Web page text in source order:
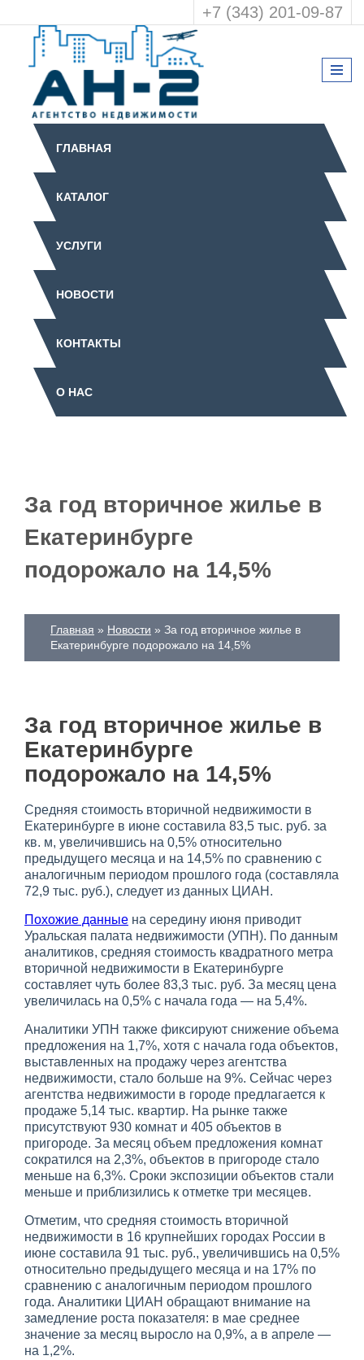
+7 (343) 201-09-87
ГЛАВНАЯ
КАТАЛОГ
УСЛУГИ
НОВОСТИ
КОНТАКТЫ
О НАС
За год вторичное жилье в
Екатеринбурге
подорожало на 14,5%
Главная Новости
За год вторичное жилье в
Екатеринбурге подорожало на 14,5%
За год вторичное жилье в
Екатеринбурге
подорожало на 14,5%
Средняя стоимость вторичной недвижимости в
Екатеринбурге в июне составила 83,5 тыс. руб. за
кв. м, увеличившись на 0,5% относительно
предыдущего месяца и на 14,5% по сравнению с
аналогичным периодом прошлого года (составляла
72,9 тыс. руб.), следует из данных ЦИАН.
Похожие данные на середину июня приводит
Уральская палата недвижимости (УПН). По данным
аналитиков, средняя стоимость квадратного метра
вторичной недвижимости в Екатеринбурге
составляет чуть более 83,3 тыс. руб. За месяц цена
увеличилась на 0,5% с начала года — на 5,4%.
Аналитики УПН также фиксируют снижение объема
предложения на 1,7%, хотя с начала года объектов,
выставленных на продажу через агентства
недвижимости, стало больше на 9%. Сейчас через
агентства недвижимости в городе предлагается к
продаже 5,14 тыс. квартир. На рынке также
присутствуют 930 комнат и 405 объектов в
пригороде. За месяц объем предложения комнат
сократился на 2,3%, объектов в пригороде стало
меньше на 6,3%. Сроки экспозиции объектов стали
меньше и приблизились к отметке три месяцев.
Отметим, что средняя стоимость вторичной
недвижимости в 16 крупнейших городах России в
июне составила 91 тыс. руб., увеличившись на 0,5%
относительно предыдущего месяца и на 17% по
сравнению с аналогичным периодом прошлого
года. Аналитики ЦИАН обращают внимание на
замедление роста показателя: в мае среднее
значение за месяц выросло на 0,9%, а в апреле —
на 1,2%.